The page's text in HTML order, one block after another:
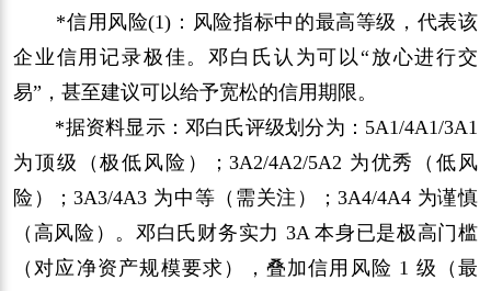
*信用风险(1)：风险指标中的最高等级，代表该
企业信用记录极佳。邓白氏认为可以“放心进行交
易”，甚至建议可以给予宽松的信用期限。
*据资料显示：邓白氏评级划分为：5A1/4A1/3A1
为顶级（极低风险）；3A2/4A2/5A2 为优秀（低风
险）；3A3/4A3 为中等（需关注）；3A4/4A4 为谨慎
（高风险）。邓白氏财务实力 3A 本身已是极高门槛
（对应净资产规模要求），叠加信用风险 1 级（最